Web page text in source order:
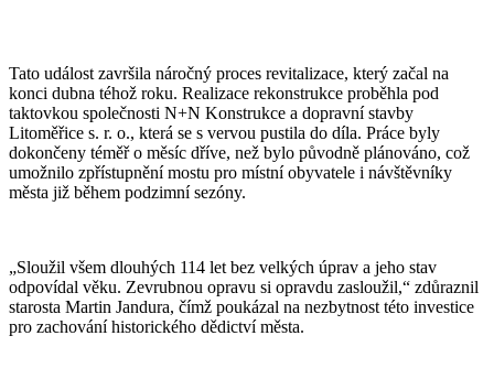
Tato událost završila náročný proces revitalizace, který začal na
konci dubna téhož roku. Realizace rekonstrukce proběhla pod
taktovkou společnosti N+N Konstrukce a dopravní stavby
Litoměřice s. r. o., která se s vervou pustila do díla. Práce byly
dokončeny téměř o měsíc dříve, než bylo původně plánováno, což
umožnilo zpřístupnění mostu pro místní obyvatele i návštěvníky
města již během podzimní sezóny.
„Sloužil všem dlouhých 114 let bez velkých úprav a jeho stav
odpovídal věku. Zevrubnou opravu si opravdu zasloužil,“ zdůraznil
starosta Martin Jandura, čímž poukázal na nezbytnost této investice
pro zachování historického dědictví města.